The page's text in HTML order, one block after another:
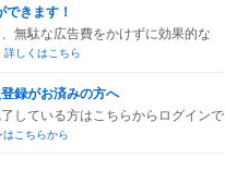
きます！
無駄な広告費をかけずに効果的な
詳しくはこちら
録がお済みの方へ
している方はこちらからログインで
はこちらから